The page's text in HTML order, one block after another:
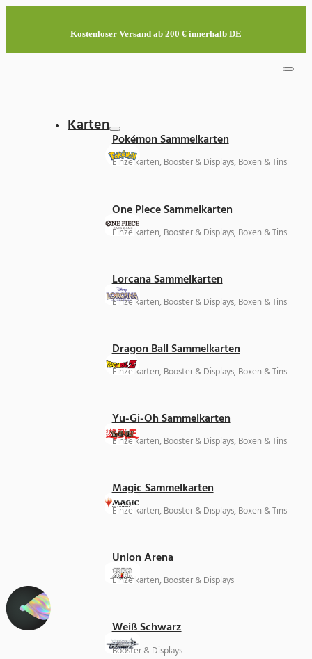
Kostenloser Versand ab 200 € innerhalb DE
Karten
Pokémon Sammelkarten
Einzelkarten, Booster & Displays, Boxen & Tins
One Piece Sammelkarten
Einzelkarten, Booster & Displays, Boxen & Tins
Lorcana Sammelkarten
Einzelkarten, Booster & Displays, Boxen & Tins
Dragon Ball Sammelkarten
Einzelkarten, Booster & Displays, Boxen & Tins
Yu-Gi-Oh Sammelkarten
Einzelkarten, Booster & Displays, Boxen & Tins
Magic Sammelkarten
Einzelkarten, Booster & Displays, Boxen & Tins
Union Arena
Einzelkarten, Booster & Displays
Weiß Schwarz
Booster & Displays